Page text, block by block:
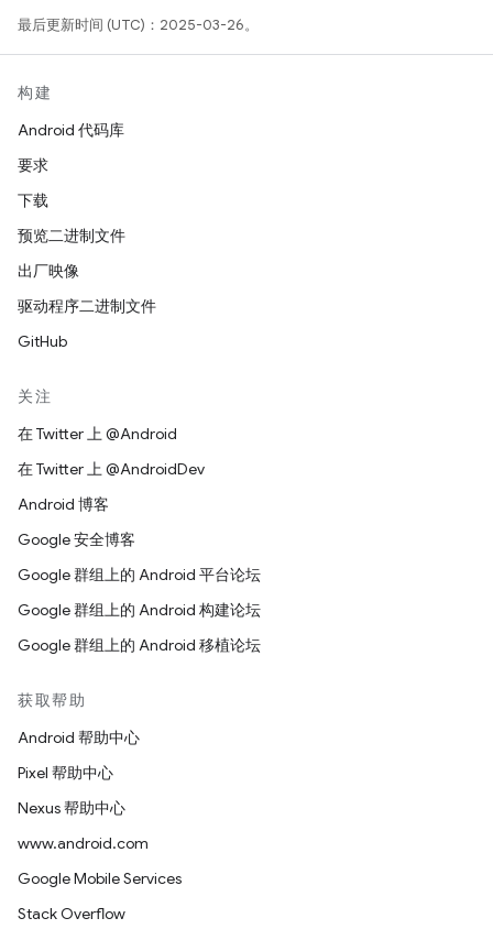
最后更新时间 (UTC)：2025-03-26。
构建
Android 代码库
要求
下载
预览二进制文件
出厂映像
驱动程序二进制文件
GitHub
关注
在 Twitter 上 @Android
在 Twitter 上 @AndroidDev
Android 博客
Google 安全博客
Google 群组上的 Android 平台论坛
Google 群组上的 Android 构建论坛
Google 群组上的 Android 移植论坛
获取帮助
Android 帮助中心
Pixel 帮助中心
Nexus 帮助中心
www.android.com
Google Mobile Services
Stack Overflow